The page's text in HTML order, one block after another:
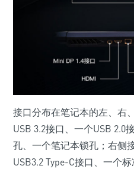
接口分布在笔记本的左、右
USB 3.2接口、一个USB 2.0
孔、一个笔记本锁孔；右侧
USB3.2 Type-C接口、一个